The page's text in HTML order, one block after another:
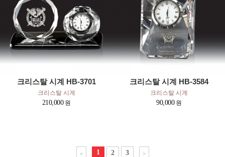
크리스탈 시계 HB-3701
크리스탈 시계
210,000
크리스탈 시계 HB-3584
크리스탈 시계
90,000
< 1 2 3 >